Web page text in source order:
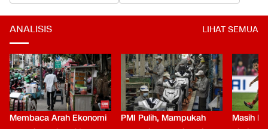
ANALISIS LIHAT SEMUA
Membaca Arah Ekonomi
PMI Pulih, Mampukah
Masih